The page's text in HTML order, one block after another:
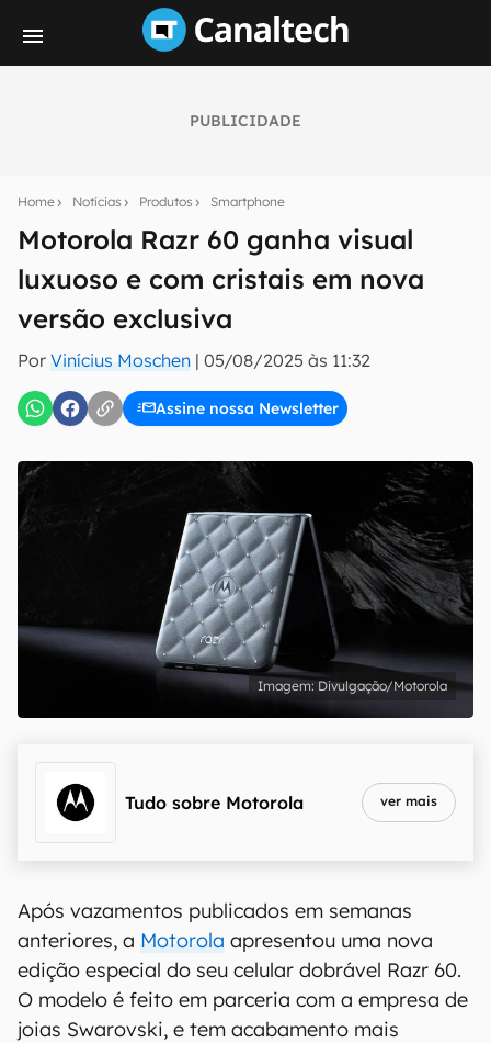
PUBLICIDADE
Home Notícias Produtos Smartphone
Motorola Razr 60 ganha visual
luxuoso e com cristais em nova
versão exclusiva
Por Vinícius Moschen | 05/08/2025 às 11:32
Assine nossa Newsletter
notícias e reviews sobre tecnologia em primeira
mão.
E-mail
inscreva-se
Uso e Política de Privacidade do Canaltech.
Divulgação/Motorola
Tudo sobre Motorola ver mais
Após vazamentos publicados em semanas
anteriores, a Motorola apresentou uma nova
edição especial do seu celular dobrável Razr 60.
O modelo é feito em parceria com a empresa de
joias Swarovski, e tem acabamento mais